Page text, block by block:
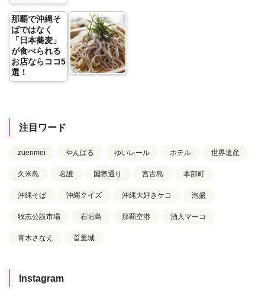
那覇で沖縄そ
ばではなく
「日本蕎麦」
が食べられる
お店ならココ5
選！
注目ワード
zuenmei やんばる ゆいレール ホテル 世界遺産
久米島 名護 国際通り 宮古島 本部町
沖縄そば 沖縄クイズ 沖縄大好きケコ 泡盛
牧志公設市場 石垣島 那覇空港 酒人マーコ
青木さなえ 首里城
Instagram